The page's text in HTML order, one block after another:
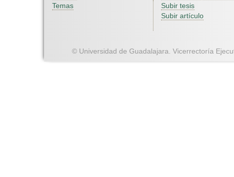
Temas
Subir tesis
Subir artículo
© Universidad de Guadalajara. Vicerrectoría